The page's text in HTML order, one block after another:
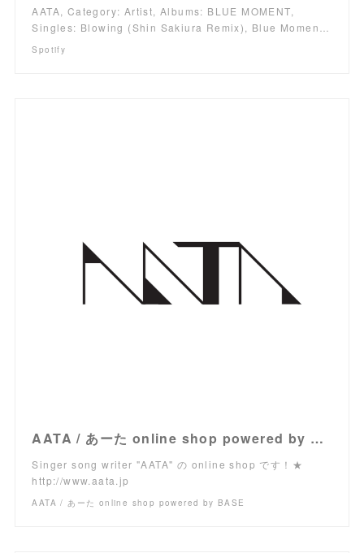
AATA, Category: Artist, Albums: BLUE MOMENT,
Singles: Blowing (Shin Sakiura Remix), Blue Momen…
Spotify
AATA / あーた online shop powered by BASE
Singer song writer "AATA" の online shop です！★
http://www.aata.jp
AATA / あーた online shop powered by BASE